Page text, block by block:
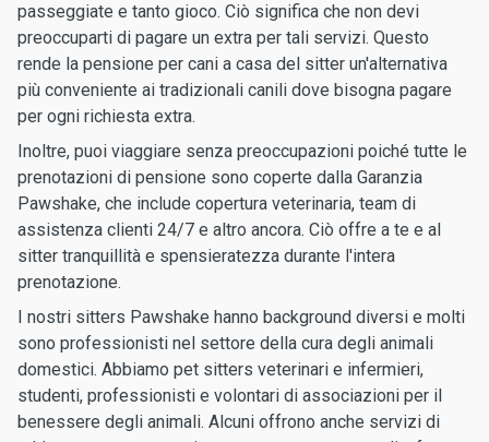
passeggiate e tanto gioco. Ciò significa che non devi
preoccuparti di pagare un extra per tali servizi. Questo
rende la pensione per cani a casa del sitter un'alternativa
più conveniente ai tradizionali canili dove bisogna pagare
per ogni richiesta extra.
Inoltre, puoi viaggiare senza preoccupazioni poiché tutte le
prenotazioni di pensione sono coperte dalla Garanzia
Pawshake, che include copertura veterinaria, team di
assistenza clienti 24/7 e altro ancora. Ciò offre a te e al
sitter tranquillità e spensieratezza durante l'intera
prenotazione.
I nostri sitters Pawshake hanno background diversi e molti
sono professionisti nel settore della cura degli animali
domestici. Abbiamo pet sitters veterinari e infermieri,
studenti, professionisti e volontari di associazioni per il
benessere degli animali. Alcuni offrono anche servizi di